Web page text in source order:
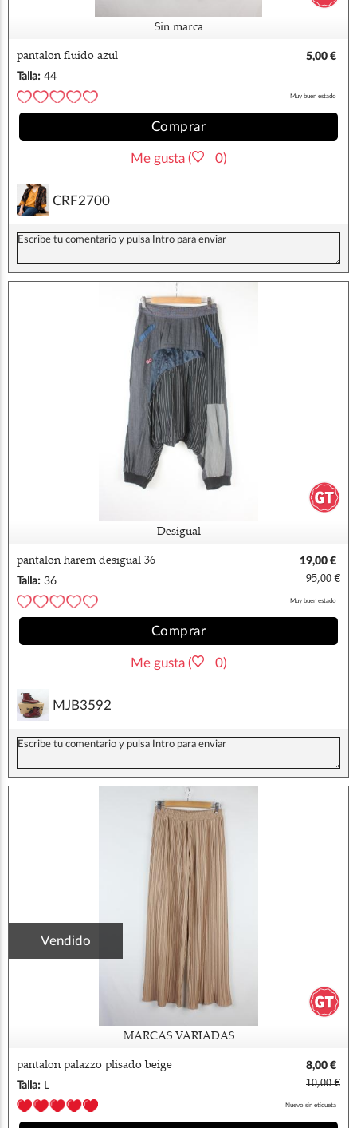
Sin marca
pantalon fluido azul
5,00 €
Talla: 44
Muy buen estado
Comprar
Me gusta ( 0)
CRF2700
Desigual
pantalon harem desigual 36
19,00 €
Talla: 36 95,00 €
Muy buen estado
Comprar
Me gusta ( 0)
MJB3592
Vendido
MARCAS VARIADAS
pantalon palazzo plisado beige
8,00 €
Talla: L 10,00 €
Nuevo sin etiqueta